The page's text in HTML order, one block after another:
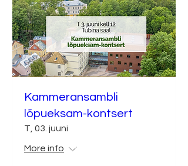
Kammeransambli
lõpueksam-kontsert
T, 03. juuni
More info